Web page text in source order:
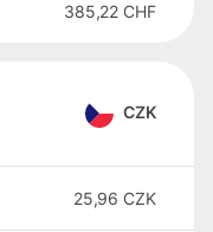
385,22 CHF
CZK
25,96 CZK